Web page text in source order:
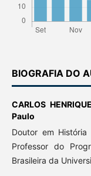
BIOGRAFIA DO
CARLOS
Paulo
Doutor em
Professor do
Brasileira da